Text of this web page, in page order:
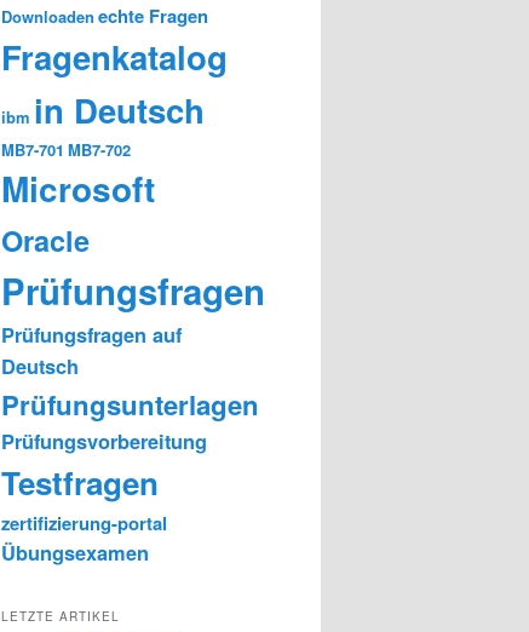
Downloaden echte Fragen
Fragenkatalog
ibm in Deutsch
MB7-701 MB7-702
Microsoft
Oracle
Prüfungsfragen
Prüfungsfragen auf
Deutsch
Prüfungsunterlagen
Prüfungsvorbereitung
Testfragen
zertifizierung-portal
Übungsexamen
LETZTE ARTIKEL